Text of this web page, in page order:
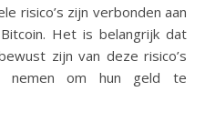
risico’s zijn verbonden aan
Het is belangrijk dat
zijn van deze risico’s
nemen om hun geld te